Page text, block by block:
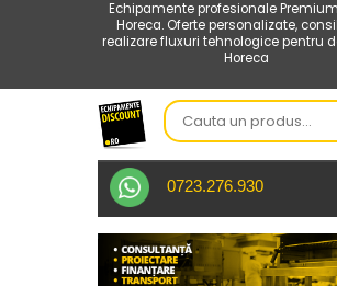
Echipamente profesionale
Horeca. Oferte personalizate,
realizare fluxuri tehnologice pentru
Horeca
0723.276.930